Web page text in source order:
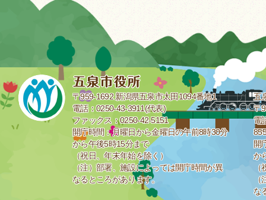
〒959-1692 新潟県五泉市太田1094番地1
電話：0250-43-3911(代表)
ファックス：0250-42-5151
開庁時間：月曜日から金曜日の午前8時30分
から午後5時15分まで
（祝日、年末年始を除く）
（注）部署、施設によっては開庁時間が異
なるところがあります。
五
〒
電
開
か
な